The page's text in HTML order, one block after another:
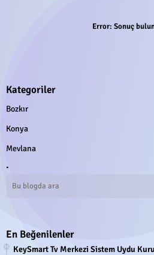
Error: Sonuç
Kategoriler
Bozkır
Konya
Mevlana
.
En Beğenilenler
KeySmart Tv Merkezi Sistem Uydu